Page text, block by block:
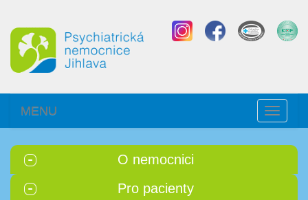
Toggle
MENU
O nemocnici
Pro pacienty